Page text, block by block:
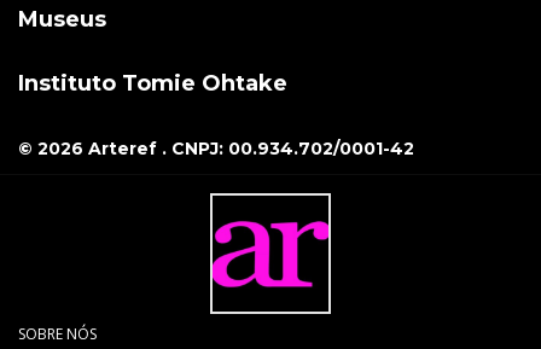
Museus
Instituto Tomie Ohtake
© 2026 Arteref . CNPJ: 00.934.702/0001-42
SOBRE NÓS